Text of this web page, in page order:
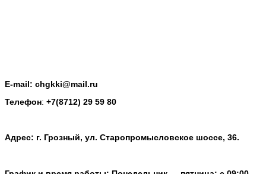
E-mail: chgkki@mail.ru
Телефон: +7(8712) 29 59 80
Адрес: г. Грозный, ул. Старопромысловское шоссе, 36.